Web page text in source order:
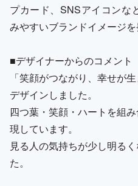
プカード、SNSアイコンな
みやすいブランドイメージを
■デザイナーからのコメント
「笑顔がつながり、幸せが
デザインしました。
四つ葉・笑顔・ハートを組
現しています。
見る人の気持ちが少し明る
た。